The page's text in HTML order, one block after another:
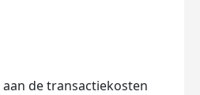
de transactiekosten